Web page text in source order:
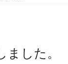
した。